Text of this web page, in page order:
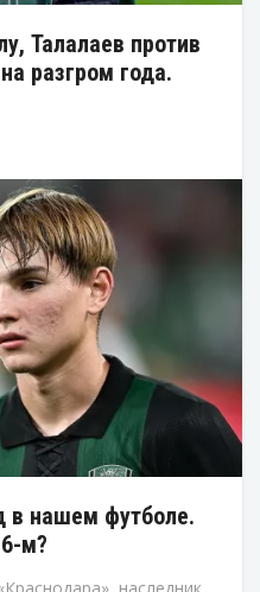
Талалаев против
разгром года.
в нашем футболе.
м?
наследник